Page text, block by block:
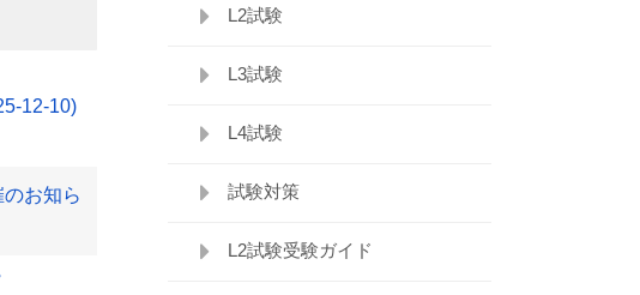
12-10)
お知ら
L2試験
L3試験
L4試験
試験対策
L2試験受験ガイド